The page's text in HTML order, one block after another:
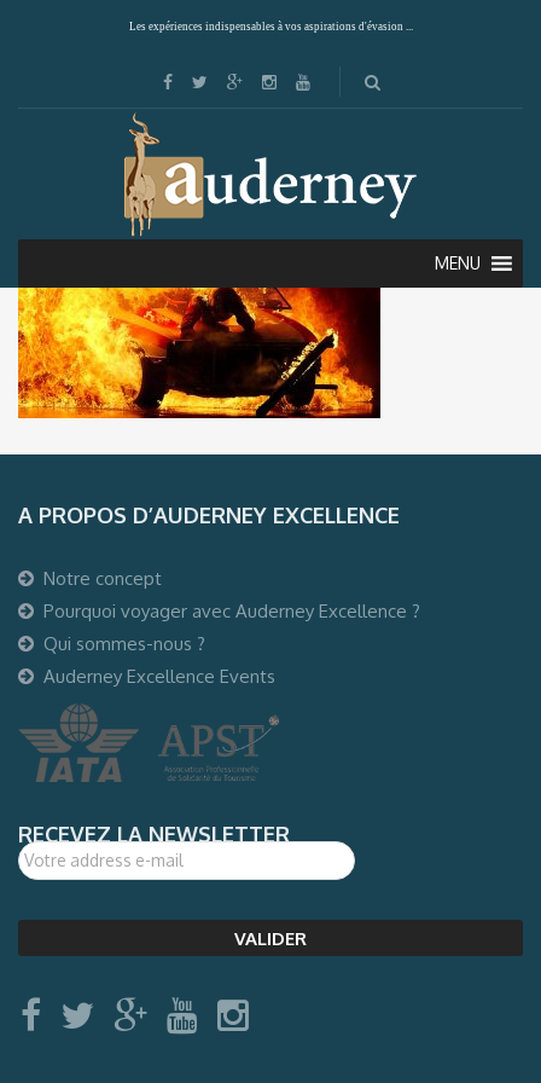
Les expériences indispensables à vos aspirations d'évasion ...
MENU
A PROPOS D’AUDERNEY EXCELLENCE
Notre concept
Pourquoi voyager avec Auderney Excellence ?
Qui sommes-nous ?
Auderney Excellence Events
RECEVEZ LA NEWSLETTER